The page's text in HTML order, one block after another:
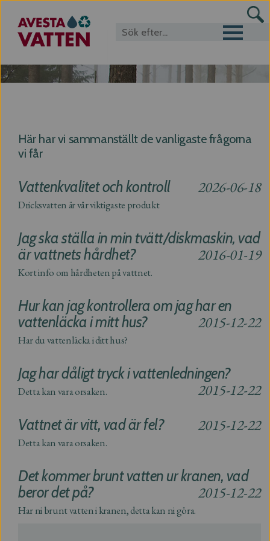
Toggle
Här har vi sammanställt de vanligaste frågorna
vi får
Vattenkvalitet och kontroll 2026-06-18
Dricksvatten är vår viktigaste produkt
Jag ska ställa in min tvätt/diskmaskin, vad
är vattnets hårdhet?
2016-01-19
Kort info om hårdheten på vattnet.
Hur kan jag kontrollera om jag har en
vattenläcka i mitt hus?
2015-12-22
Har du vattenläcka i ditt hus?
Jag har dåligt tryck i vattenledningen?
2015-12-22
Detta kan vara orsaken.
Vattnet är vitt, vad är fel? 2015-12-22
Detta kan vara orsaken.
Det kommer brunt vatten ur kranen, vad
beror det på?
2015-12-22
Har ni brunt vatten i kranen, detta kan ni göra.